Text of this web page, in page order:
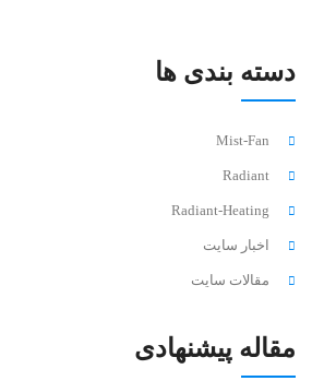
دسته بندی ها
Mist-Fan
Radiant
Radiant-Heating
اخبار سایت
مقالات سایت
مقاله پیشنهادی